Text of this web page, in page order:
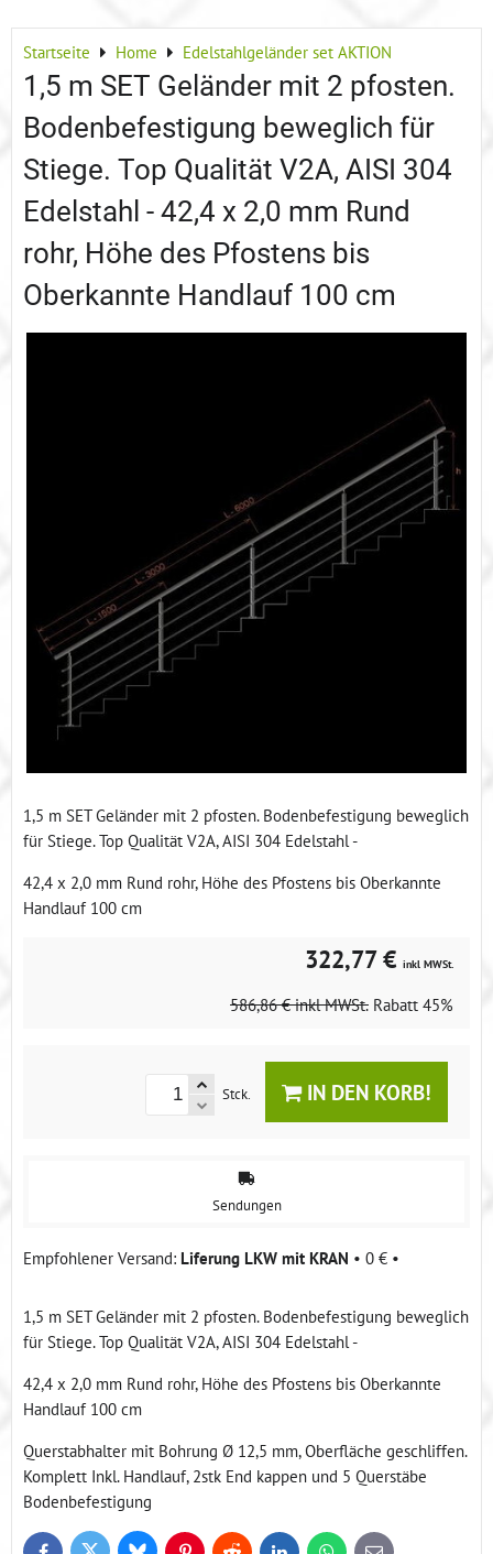
Startseite Home Edelstahlgeländer set AKTION
1,5 m SET Geländer mit 2 pfosten.
Bodenbefestigung beweglich für
Stiege. Top Qualität V2A, AISI 304
Edelstahl - 42,4 x 2,0 mm Rund
rohr, Höhe des Pfostens bis
Oberkannte Handlauf 100 cm
1,5 m SET Geländer mit 2 pfosten. Bodenbefestigung beweglich
für Stiege. Top Qualität V2A, AISI 304 Edelstahl -
42,4 x 2,0 mm Rund rohr, Höhe des Pfostens bis Oberkannte
Handlauf 100 cm
322,77 € inkl MWSt.
586,86 € inkl MWSt. Rabatt 45%
Stck. IN DEN KORB!
Sendungen
Liferung LKW mit KRAN • 0 € •
1,5 m SET Geländer mit 2 pfosten. Bodenbefestigung beweglich
für Stiege. Top Qualität V2A, AISI 304 Edelstahl -
42,4 x 2,0 mm Rund rohr, Höhe des Pfostens bis Oberkannte
Handlauf 100 cm
Querstabhalter mit Bohrung Ø 12,5 mm, Oberfläche geschliffen.
Komplett Inkl. Handlauf, 2stk End kappen und 5 Querstäbe
Bodenbefestigung